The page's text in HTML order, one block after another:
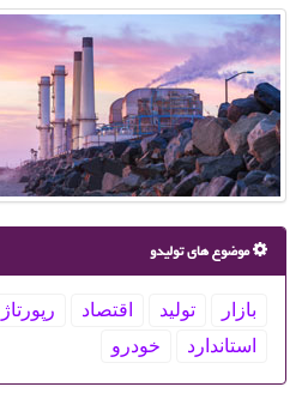
موضوع های تولیدو
بازار تولید اقتصاد رپورتاژ
استاندارد
خودرو